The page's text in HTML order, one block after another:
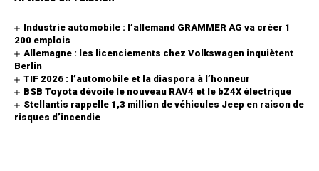
Industrie automobile : l’allemand GRAMMER AG va créer 1
200 emplois
Allemagne : les licenciements chez Volkswagen inquiètent
Berlin
TIF 2026 : l’automobile et la diaspora à l’honneur
BSB Toyota dévoile le nouveau RAV4 et le bZ4X électrique
Stellantis rappelle 1,3 million de véhicules Jeep en raison de
risques d’incendie